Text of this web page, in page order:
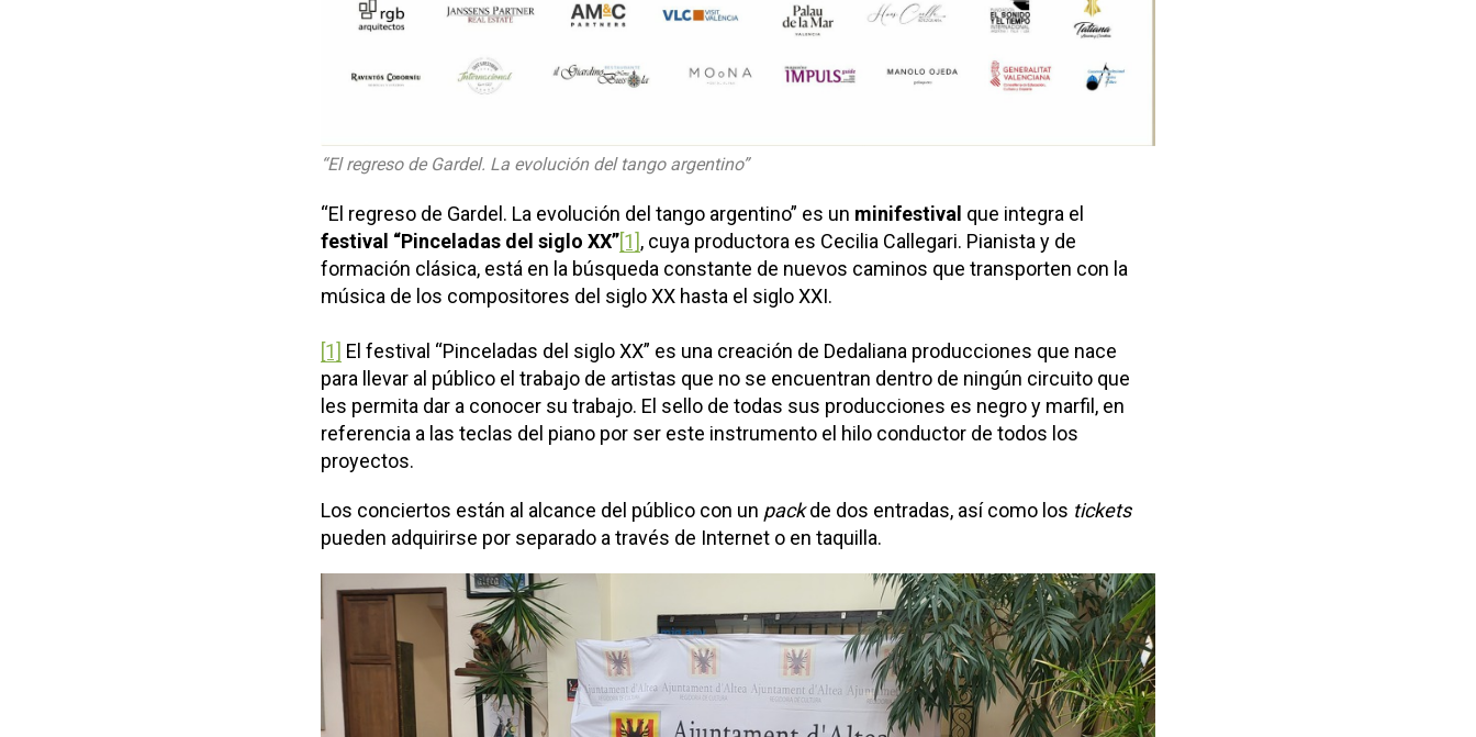
“El regreso de Gardel. La evolución del tango argentino”
“El regreso de Gardel. La evolución del tango argentino” es un minifestival que integra el
festival “Pinceladas del siglo XX”[1], cuya productora es Cecilia Callegari. Pianista y de
formación clásica, está en la búsqueda constante de nuevos caminos que transporten con la
música de los compositores del siglo XX hasta el siglo XXI.
[1] El festival “Pinceladas del siglo XX” es una creación de Dedaliana producciones que nace
para llevar al público el trabajo de artistas que no se encuentran dentro de ningún circuito que
les permita dar a conocer su trabajo. El sello de todas sus producciones es negro y marfil, en
referencia a las teclas del piano por ser este instrumento el hilo conductor de todos los
proyectos.
Los conciertos están al alcance del público con un packde dos entradas, así como los tickets
pueden adquirirse por separado a través de Internet o en taquilla.